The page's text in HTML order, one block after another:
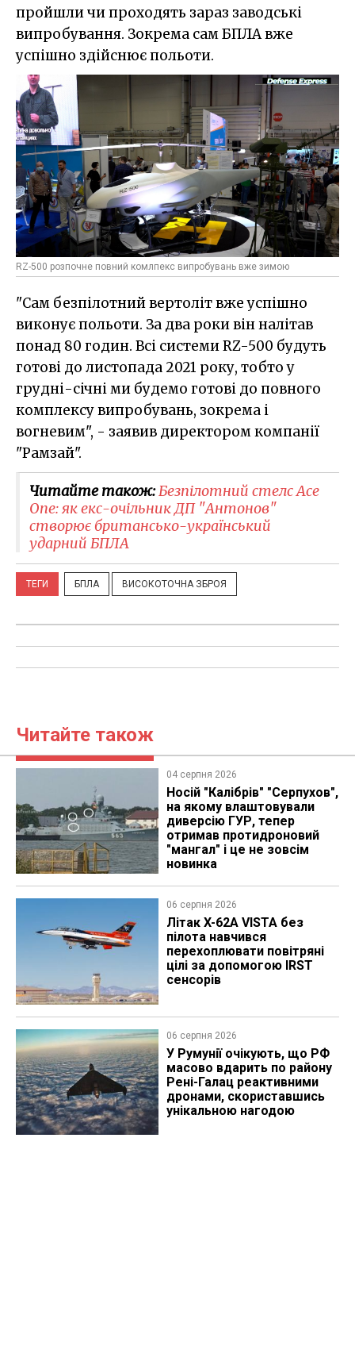
пройшли чи проходять зараз заводські
випробування. Зокрема сам БПЛА вже
успішно здійснює польоти.
RZ-500 розпочне повний комлпекс випробувань вже зимою
"Сам безпілотний вертоліт вже успішно
виконує польоти. За два роки він налітав
понад 80 годин. Всі системи RZ-500 будуть
готові до листопада 2021 року, тобто у
грудні-січні ми будемо готові до повного
комплексу випробувань, зокрема і
вогневим", - заявив директором компанії
"Рамзай".
Читайте також:​Безпілотний стелс Ace
One: як екс-очільник ДП "Антонов"
створює британсько-український
ударний БПЛА
ТЕГИ БПЛА ВИСОКОТОЧНА ЗБРОЯ
Читайте також
04 серпня 2026
Носій "Калібрів" "Серпухов",
на якому влаштовували
диверсію ГУР, тепер
отримав протидроновий
"мангал" і це не зовсім
новинка
06 серпня 2026
Літак X-62A VISTA без
пілота навчився
перехоплювати повітряні
цілі за допомогою IRST
сенсорів
06 серпня 2026
У Румунії очікують, що РФ
масово вдарить по району
Рені-Галац реактивними
дронами, скориставшись
унікальною нагодою